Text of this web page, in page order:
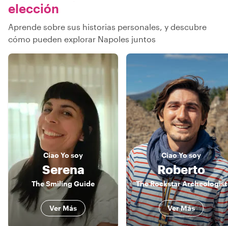
elección
Aprende sobre sus historias personales, y descubre
cómo pueden explorar Napoles juntos
CiaoYo soy
Serena
The Smiling Guide
Ver Más
CiaoYo soy
Roberto
The Rockstar Archeologist
Ver Más